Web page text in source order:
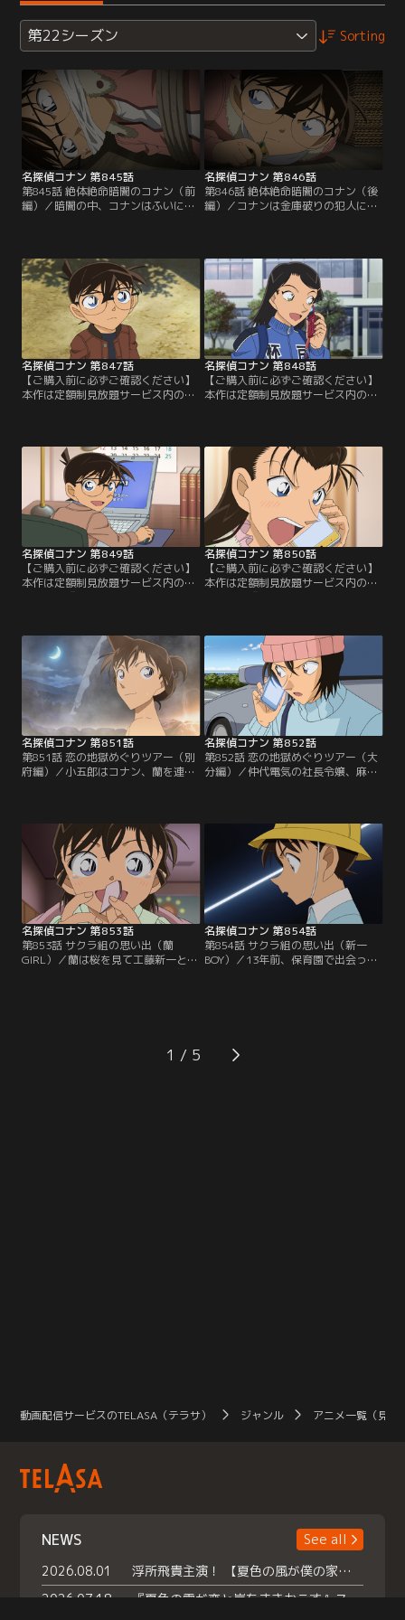
第22シーズン Sorting
名探偵コナン 第845話
第845話 絶体絶命暗闇のコナン（前
編）／暗闇の中、コナンはふいに目
ナンは犯人に襲われ、長方形の箱に
閉じ込められたのだ。その頃、小五
郎は依頼を受け、唐橋グループ会
長、唐橋剛太郎の遺言状を盗んだ犯
人を捜していた。
名探偵コナン 第846話
第846話 絶体絶命暗闇のコナン（後
編）／コナンは金庫破りの犯人に襲
る。光彦は蘭から小五郎が依頼され
た事件の話を聞き、コナンが目撃し
た盗難事件と関係があると推理。哀
たちは剛太郎の棺桶にコナンがいる
事に気付くが、すでに霊柩車は火葬
場に向かっていて…。
名探偵コナン 第847話
【ご購入前に必ずご確認ください】
本作は定額制見放題サービス内の
＆警視庁セレクション」にて3/14～
8/31まで配信中です。ご加入の方は
見放題ページよりご視聴ください。
／第847話 千葉のUFO難事件（前
編）／千葉刑事は3ヶ月前に起きた
不可思議な…。
名探偵コナン 第848話
【ご購入前に必ずご確認ください】
本作は定額制見放題サービス内の
＆警視庁セレクション」にて3/14～
8/31まで配信中です。ご加入の方は
見放題ページよりご視聴ください。
／第848話 千葉のUFO難事件（後
編）／顔をコンクリにめり込ませて
窒息死した…。
名探偵コナン 第849話
【ご購入前に必ずご確認ください】
本作は定額制見放題サービス内の
＆警視庁セレクション」にて3/14～
8/31まで配信中です。ご加入の方は
見放題ページよりご視聴ください。
／第849話 婚姻届のパスワード（前
編）／由美は将棋の王将戦のニュー
スを見て…。
名探偵コナン 第850話
【ご購入前に必ずご確認ください】
本作は定額制見放題サービス内の
＆警視庁セレクション」にて3/14～
8/31まで配信中です。ご加入の方は
見放題ページよりご視聴ください。
／第850話 婚姻届のパスワード（後
編）／管理人の八塚は封筒に入った
婚姻届を…。
名探偵コナン 第851話
第851話 恋の地獄めぐりツアー（別
府編）／小五郎はコナン、蘭を連れ
麻奈美を見つけ出す事。麻奈美は別
府にいる元恋人の早見裕之に会いに
来ている可能性が高かった。同じ
頃、佐藤刑事たちは大分で拳銃強盗
の犯人を追っていた…。
名探偵コナン 第852話
第852話 恋の地獄めぐりツアー（大
分編）／仲代電気の社長令嬢、麻奈
銃強盗犯として荻久保を追ってい
た。荻久保は共犯の裕之と落ち合
い、身代金を山分けするという。佐
藤たちは裕之と落ち合う前に荻久保
を逮捕するが、バッグの1億円はい
つの間にか消えていた。
名探偵コナン 第853話
第853話 サクラ組の思い出（蘭
GIRL）／蘭は桜を見て工藤新一と出
会った時の事を思い出す。13年前、
をずっと見ている事に気付いて訝し
む。この後も新一は蘭をひいきする
名探偵コナン 第854話
第854話 サクラ組の思い出（新一
BOY）／13年前、保育園で出会った
を見に行き、停車中のバンの中で運
転手が園児の写真を撮り、ニタリと
1
動画配信サービスのTELASA（テラサ） ジャンル アニメ一覧（見放
NEWS
See all
2026.08.01
浮所飛貴主演！ 【夏色の風が僕の家にやってきた】 本日よりテラサで独占配信スタート！
2026.07.18
『夏色の雲が恋と嵐をまきおこす』スペシャルメイキング 【Part1】2026年７月18日（土）23時30分～配信スタート！話題のシーンの裏側を大公開！豪華キャスト大集合！ 『武宮家 真夏の家族会議』開催！